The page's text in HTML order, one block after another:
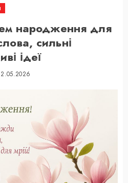
народження для
сильні
ідеї